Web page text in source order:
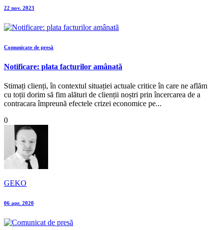
22 nov. 2023
Comunicate de presă
Notificare: plata facturilor amânată
Stimați clienți, în contextul situației actuale critice în care ne aflăm
cu toții dorim să fim alături de clienții noștri prin încercarea de a
contracara împreună efectele crizei economice pe...
0
GEKO
06 apr. 2020